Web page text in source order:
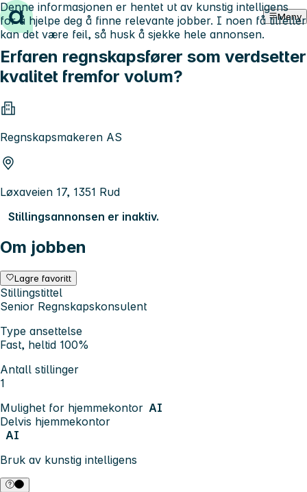
Hopp til innhold Meny
Erfaren regnskapsfører som verdsetter
kvalitet fremfor volum?
Regnskapsmakeren AS
Løxaveien 17, 1351 Rud
Stillingsannonsen er inaktiv.
Om jobben
Lagre favoritt
Stillingstittel
Senior Regnskapskonsulent
Type ansettelse
Fast, heltid 100%
Antall stillinger
1
Mulighet for hjemmekontor AI
Delvis hjemmekontor
AI
Bruk av kunstig intelligens
Denne informasjonen er hentet ut av kunstig intelligens
for å hjelpe deg å finne relevante jobber. I noen få tilfeller
kan det være feil, så husk å sjekke hele annonsen.